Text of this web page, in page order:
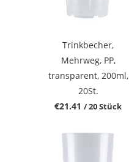
Trinkbecher,
Mehrweg, PP,
transparent, 200ml,
20St.
€21.41 / 20 Stück